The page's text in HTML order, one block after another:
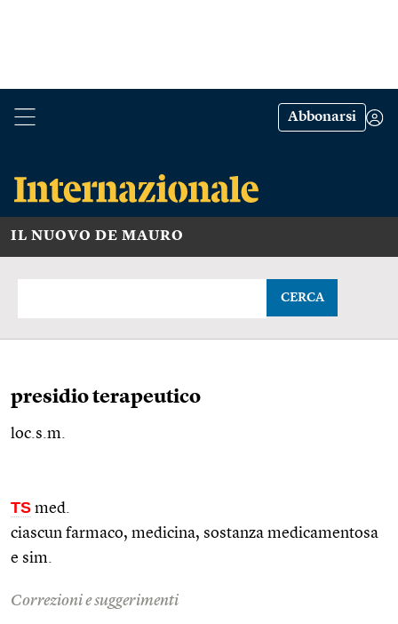
Abbonarsi
IL NUOVO DE MAURO
CERCA
presidio terapeutico
loc.s.m.
TS med.
ciascun farmaco, medicina, sostanza medicamentosa
e sim.
Correzioni e suggerimenti